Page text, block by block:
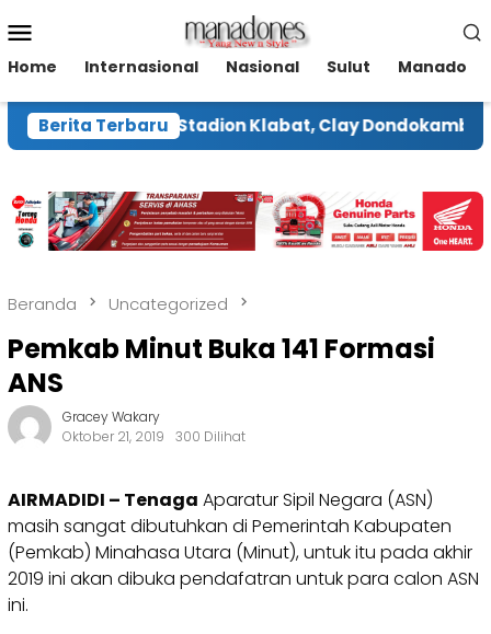
ke
kontenMobile
Home Internasional Nasional Sulut Manado
Berita Terbaru
Renovasi Stadion Klabat, Clay Dondokambey
Beranda Uncategorized
Pemkab Minut Buka 141 Formasi
ANS
Gracey Wakary
Oktober 21, 2019
300 Dilihat
AIRMADIDI – Tenaga Aparatur Sipil Negara (ASN)
masih sangat dibutuhkan di Pemerintah Kabupaten
(Pemkab) Minahasa Utara (Minut), untuk itu pada akhir
2019 ini akan dibuka pendafatran untuk para calon ASN
ini.